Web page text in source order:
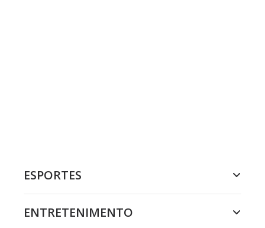
ESPORTES
ENTRETENIMENTO